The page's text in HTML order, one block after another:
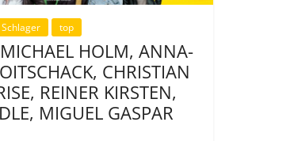
Schlager top
HOLM, ANNA-
CHRISTIAN
REINER KIRSTEN,
MIGUEL GASPAR